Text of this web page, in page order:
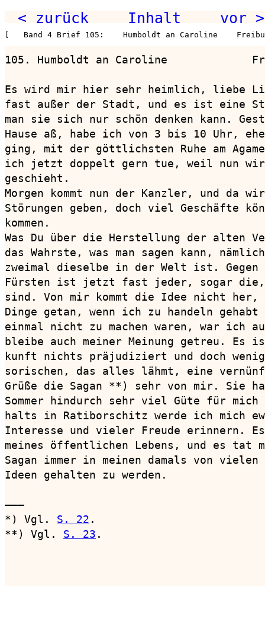
< zurück Inhalt vor >
[   Band 4 Brief 105:    Humboldt an Caroline
105. Humboldt an Caroline
Es wird mir hier sehr heimlich, liebe
fast außer der Stadt, und es ist eine
man sie sich nur schön denken kann.
Hause aß, habe ich von 3 bis 10 Uhr,
ging, mit der göttlichsten Ruhe am
ich jetzt doppelt gern tue, weil nun
geschieht.
Morgen kommt nun der Kanzler, und da
Störungen geben, doch viel Geschäfte
kommen.
Was Du über die Herstellung der alten
das Wahrste, was man sagen kann,
zweimal dieselbe in der Welt ist.
Fürsten ist jetzt fast jeder, sogar die,
sind. Von mir kommt die Idee nicht her,
Dinge getan, wenn ich zu handeln
einmal nicht zu machen waren, war ich
bleibe auch meiner Meinung getreu. Es
kunft nichts präjudiziert und doch
sorischen, das alles lähmt, eine
Grüße die Sagan **) sehr von mir. Sie
Sommer hindurch sehr viel Güte für
halts in Ratiborschitz werde ich mich
Interesse und vieler Freude erinnern.
meines öffentlichen Lebens, und es tat
Sagan immer in meinen damals von
Ideen gehalten zu werden.
———
*) Vgl. S. 22 .
**) Vgl. S. 23 .